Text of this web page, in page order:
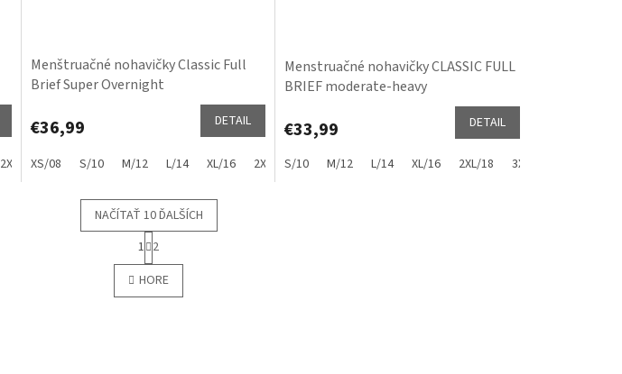
2XL/18 3XL/20
Menštruačné nohavičky Classic Full
Brief Super Overnight
€36,99 DETAIL
XS/08 S/10 M/12 L/14 XL/16 2XL/18 3XL/20 4XL/22 5XL/24
Menstruačné nohavičky CLASSIC FULL
BRIEF moderate-heavy
€33,99 DETAIL
S/10 M/12 L/14 XL/16 2XL/18 3XL/20
O
v
l
NAČÍTAŤ 10 ĎALŠÍCH
S
t
r
á
n
1 2
HORE